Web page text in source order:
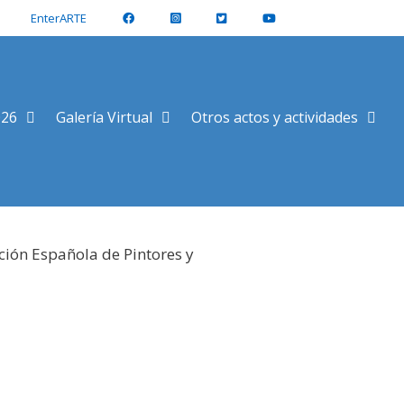
EnterARTE
Galería Virtual Otros actos y actividades
Española de Pintores y